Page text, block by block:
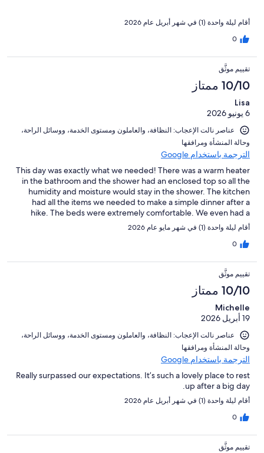
أقام ليلة واحدة (1) في شهر أبريل عام 2026
0
تقييم موثَّق
10/10 ممتاز
Lisa
6 يونيو 2026
عناصر نالت الإعجاب: ⁦النظافة⁩، و⁦العاملون ومستوى الخدمة⁩، و⁦وسائل الراحة⁩،
و⁦حالة المنشأة ومرافقها⁩
الترجمة باستخدام Google
This day was exactly what we needed! There was a warm heater
in the bathroom and the shower had an enclosed top so all the
humidity and moisture would stay in the shower. The kitchen
had all the items we needed to make a simple dinner after a
hike. The beds were extremely comfortable. We even had a
nice dining table for the three of us extremely clean and
modern.
أقام ليلة واحدة (1) في شهر مايو عام 2026
0
تقييم موثَّق
10/10 ممتاز
Michelle
19 أبريل 2026
عناصر نالت الإعجاب: ⁦النظافة⁩، و⁦العاملون ومستوى الخدمة⁩، و⁦وسائل الراحة⁩،
و⁦حالة المنشأة ومرافقها⁩
الترجمة باستخدام Google
Really surpassed our expectations. It’s such a lovely place to rest
up after a big day.
أقام ليلة واحدة (1) في شهر أبريل عام 2026
0
تقييم موثَّق